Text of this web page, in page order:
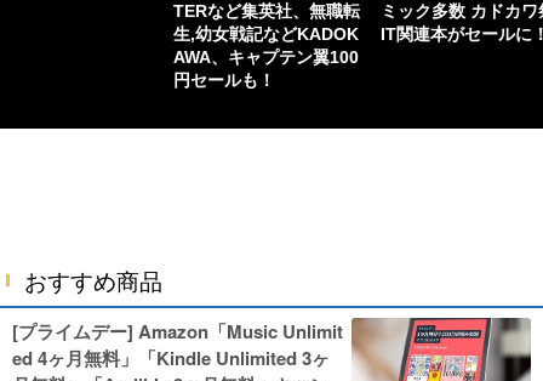
TERなど集英社、無職転
生,幼女戦記などKADOK
AWA、キャプテン翼100
円セールも！
ミック多数 カドカワ
IT関連本がセールに
おすすめ商品
[プライムデー] Amazon「Music Unlimit
ed 4ヶ月無料」「Kindle Unlimited 3ヶ